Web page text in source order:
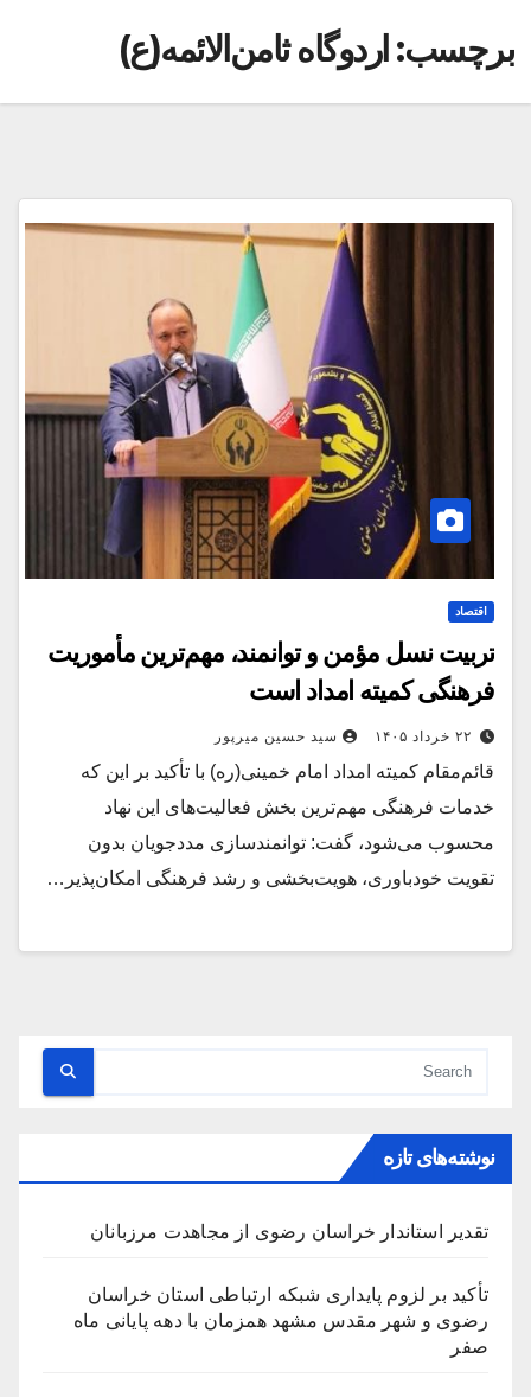
برچسب: اردوگاه ثامن‌الائمه(ع)
اقتصاد
تربیت نسل مؤمن و توانمند، مهم‌ترین مأموریت
فرهنگی کمیته امداد است
۲۲ خرداد ۱۴۰۵ سید حسین میرپور
قائم‌مقام کمیته امداد امام خمینی(ره) با تأکید بر این که
خدمات فرهنگی مهم‌ترین بخش فعالیت‌های این نهاد
محسوب می‌شود، گفت: توانمندسازی مددجویان بدون
تقویت خودباوری، هویت‌بخشی و رشد فرهنگی امکان‌پذیر…
نوشته‌های تازه
تقدیر استاندار خراسان رضوی از مجاهدت مرزبانان
تأکید بر لزوم پایداری شبکه ارتباطی استان خراسان
رضوی و شهر مقدس مشهد همزمان با دهه پایانی ماه
صفر